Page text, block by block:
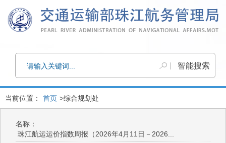
当前位置： 首页 >综合规划处
名称：
珠江航运运价指数周报（2026年4月11日－2026...